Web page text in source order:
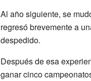
Al año siguiente, se
regresó brevemente a
despedido.
Después de esa
ganar cinco